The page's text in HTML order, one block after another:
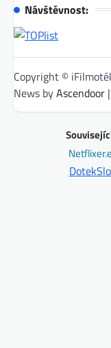
Návštěvnost:
Copyright ©
News byAscendoor